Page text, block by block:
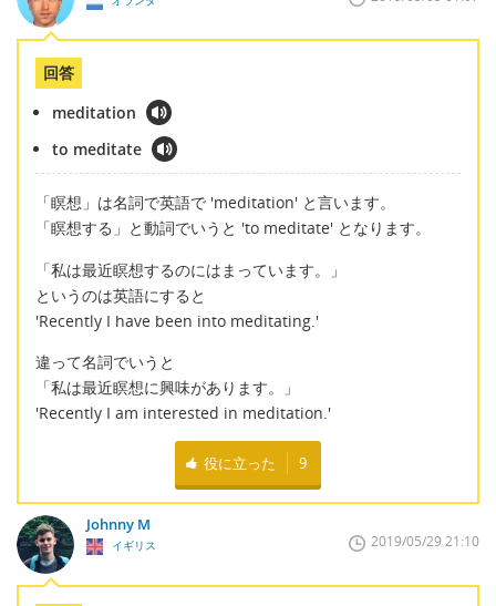
回答
meditation
to meditate
「瞑想」は名詞で英語で 'meditation' と言います。
「瞑想する」と動詞でいうと 'to meditate' となります。
「私は最近瞑想するのにはまっています。」
というのは英語にすると
'Recently I have been into meditating.'
違って名詞でいうと
「私は最近瞑想に興味があります。」
'Recently I am interested in meditation.'
役に立った 9
Johnny M
イギリス 2019/05/29 21:10